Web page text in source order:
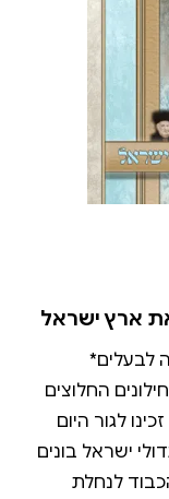
ארץ ישראל
החלוצים
לגור היום
ישראל בונים
לנחלת